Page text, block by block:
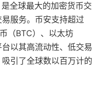
全球最大的加密货币交
服务。币安支持超过
（BTC）、以太坊
台以其高流动性、低交易
引了全球数以百万计的